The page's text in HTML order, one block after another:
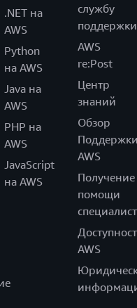
.NET на
AWS
Python
на AWS
Java на
AWS
PHP на
AWS
JavaScript
на AWS
службу
поддержки
AWS
re:Post
Центр
знаний
Обзор
AWS
Получение
помощи
AWS